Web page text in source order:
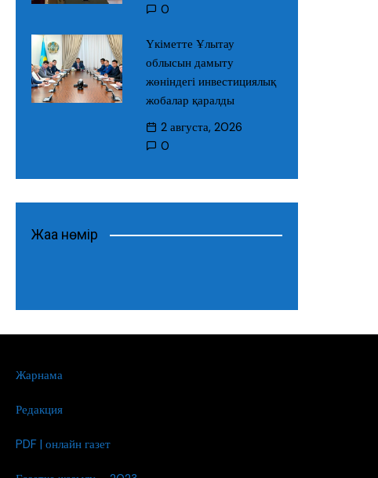
0
Үкіметте Ұлытау
облысын дамыту
жөніндегі инвестициялық
жобалар қаралды
2 августа, 2026
0
Жаңа нөмір
Жарнама
Редакция
PDF | онлайн газет